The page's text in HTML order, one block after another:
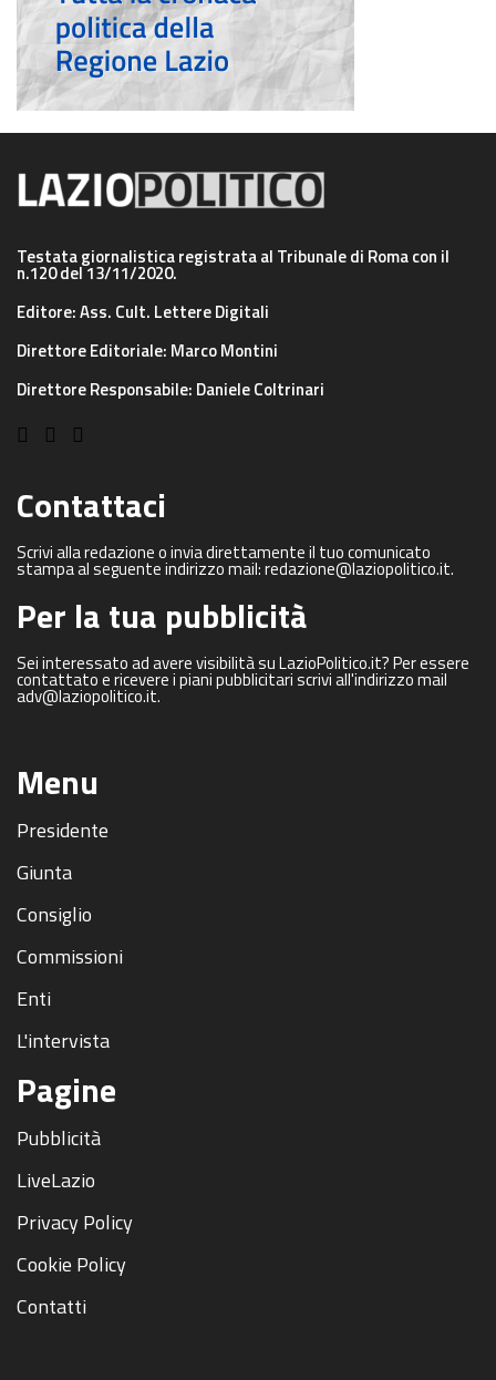
Testata giornalistica registrata al Tribunale di Roma con il
n.120 del 13/11/2020.
Editore: Ass. Cult. Lettere Digitali
Direttore Editoriale: Marco Montini
Direttore Responsabile: Daniele Coltrinari
Contattaci
Scrivi alla redazione o invia direttamente il tuo comunicato
stampa al seguente indirizzo mail: redazione@laziopolitico.it.
Per la tua pubblicità
Sei interessato ad avere visibilità su LazioPolitico.it? Per essere
contattato e ricevere i piani pubblicitari scrivi all'indirizzo mail
adv@laziopolitico.it.
Menu
Presidente
Giunta
Consiglio
Commissioni
Enti
L'intervista
Pagine
Pubblicità
LiveLazio
Privacy Policy
Cookie Policy
Contatti